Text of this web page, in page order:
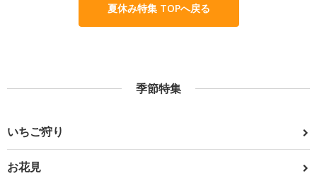
夏休み特集 TOPへ戻る
季節特集
いちご狩り
お花見